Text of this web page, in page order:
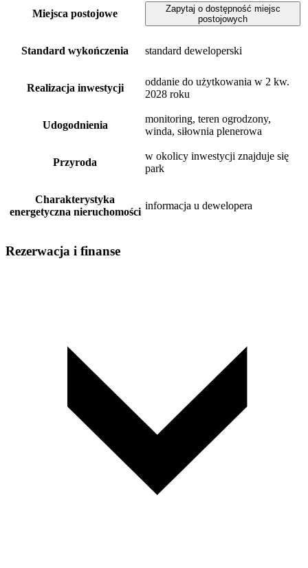
Miejsca postojowe
Zapytaj o dostępność miejsc
postojowych
Standard wykończenia standard deweloperski
Realizacja inwestycji
oddanie do użytkowania w 2 kw.
2028 roku
Udogodnienia
monitoring, teren ogrodzony,
winda, siłownia plenerowa
Przyroda
w okolicy inwestycji znajduje się
park
Charakterystyka
energetyczna nieruchomości
informacja u dewelopera
Rezerwacja i finanse